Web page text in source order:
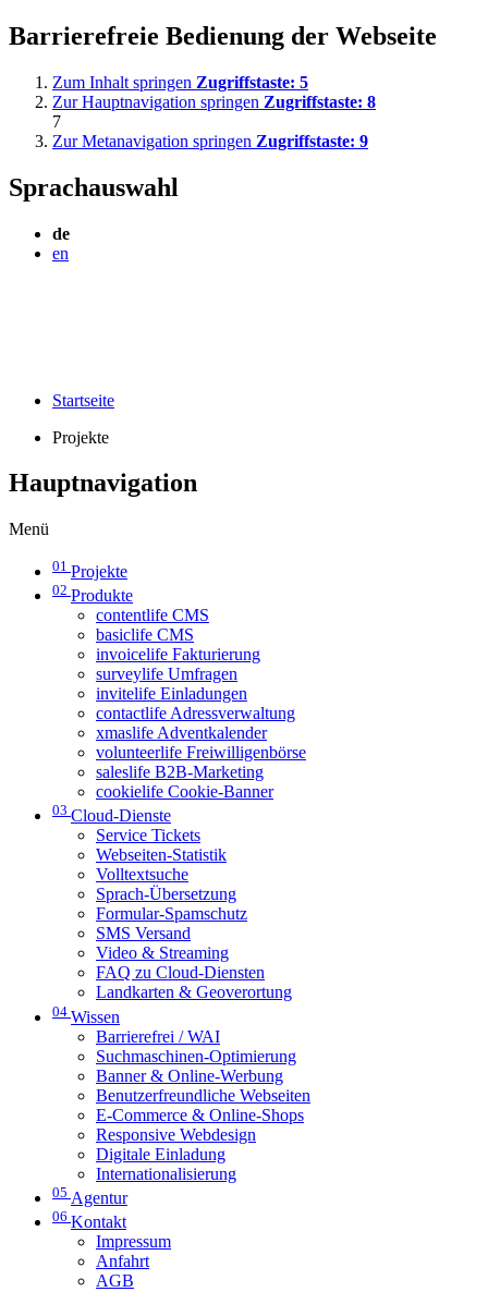
Barrierefreie Bedienung der Webseite
Zum Inhalt springen Zugriffstaste: 5
Zur Hauptnavigation springen Zugriffstaste: 8
7
Zur Metanavigation springen Zugriffstaste: 9
Sprachauswahl
de
en
Startseite
Projekte
Hauptnavigation
Menü
01 Projekte
02 Produkte
contentlife CMS
basiclife CMS
invoicelife Fakturierung
surveylife Umfragen
invitelife Einladungen
contactlife Adressverwaltung
xmaslife Adventkalender
volunteerlife Freiwilligenbörse
saleslife B2B-Marketing
cookielife Cookie-Banner
03 Cloud-Dienste
Service Tickets
Webseiten-Statistik
Volltextsuche
Sprach-Übersetzung
Formular-Spamschutz
SMS Versand
Video & Streaming
FAQ zu Cloud-Diensten
Landkarten & Geoverortung
04 Wissen
Barrierefrei / WAI
Suchmaschinen-Optimierung
Banner & Online-Werbung
Benutzerfreundliche Webseiten
E-Commerce & Online-Shops
Responsive Webdesign
Digitale Einladung
Internationalisierung
05 Agentur
06 Kontakt
Impressum
Anfahrt
AGB